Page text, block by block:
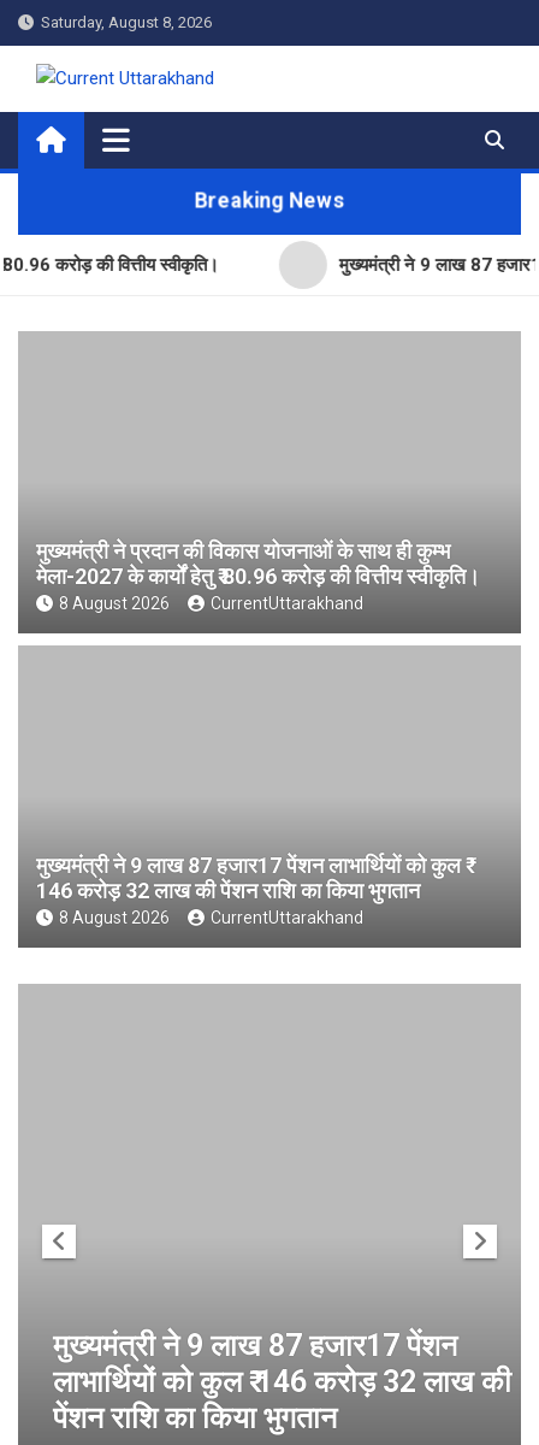
Skip
to
content
Saturday, August 8, 2026
Current Uttarakhand
Breaking News
की वित्तीय स्वीकृति। मुख्यमंत्री ने 9 लाख 87 हजार17 पेंशन
मुख्यमंत्री ने प्रदान की विकास योजनाओं के साथ ही कुम्भ
मेला-2027 के कार्यों हेतु ₹ 80.96 करोड़ की वित्तीय स्वीकृति।
8 August 2026 CurrentUttarakhand
मुख्यमंत्री ने 9 लाख 87 हजार17 पेंशन लाभार्थियों को कुल ₹
146 करोड़ 32 लाख की पेंशन राशि का किया भुगतान
8 August 2026 CurrentUttarakhand
मुख्यमंत्री ने 9 लाख 87 हजार17 पेंशन
लाभार्थियों को कुल ₹ 146 करोड़ 32 लाख की
पेंशन राशि का किया भुगतान